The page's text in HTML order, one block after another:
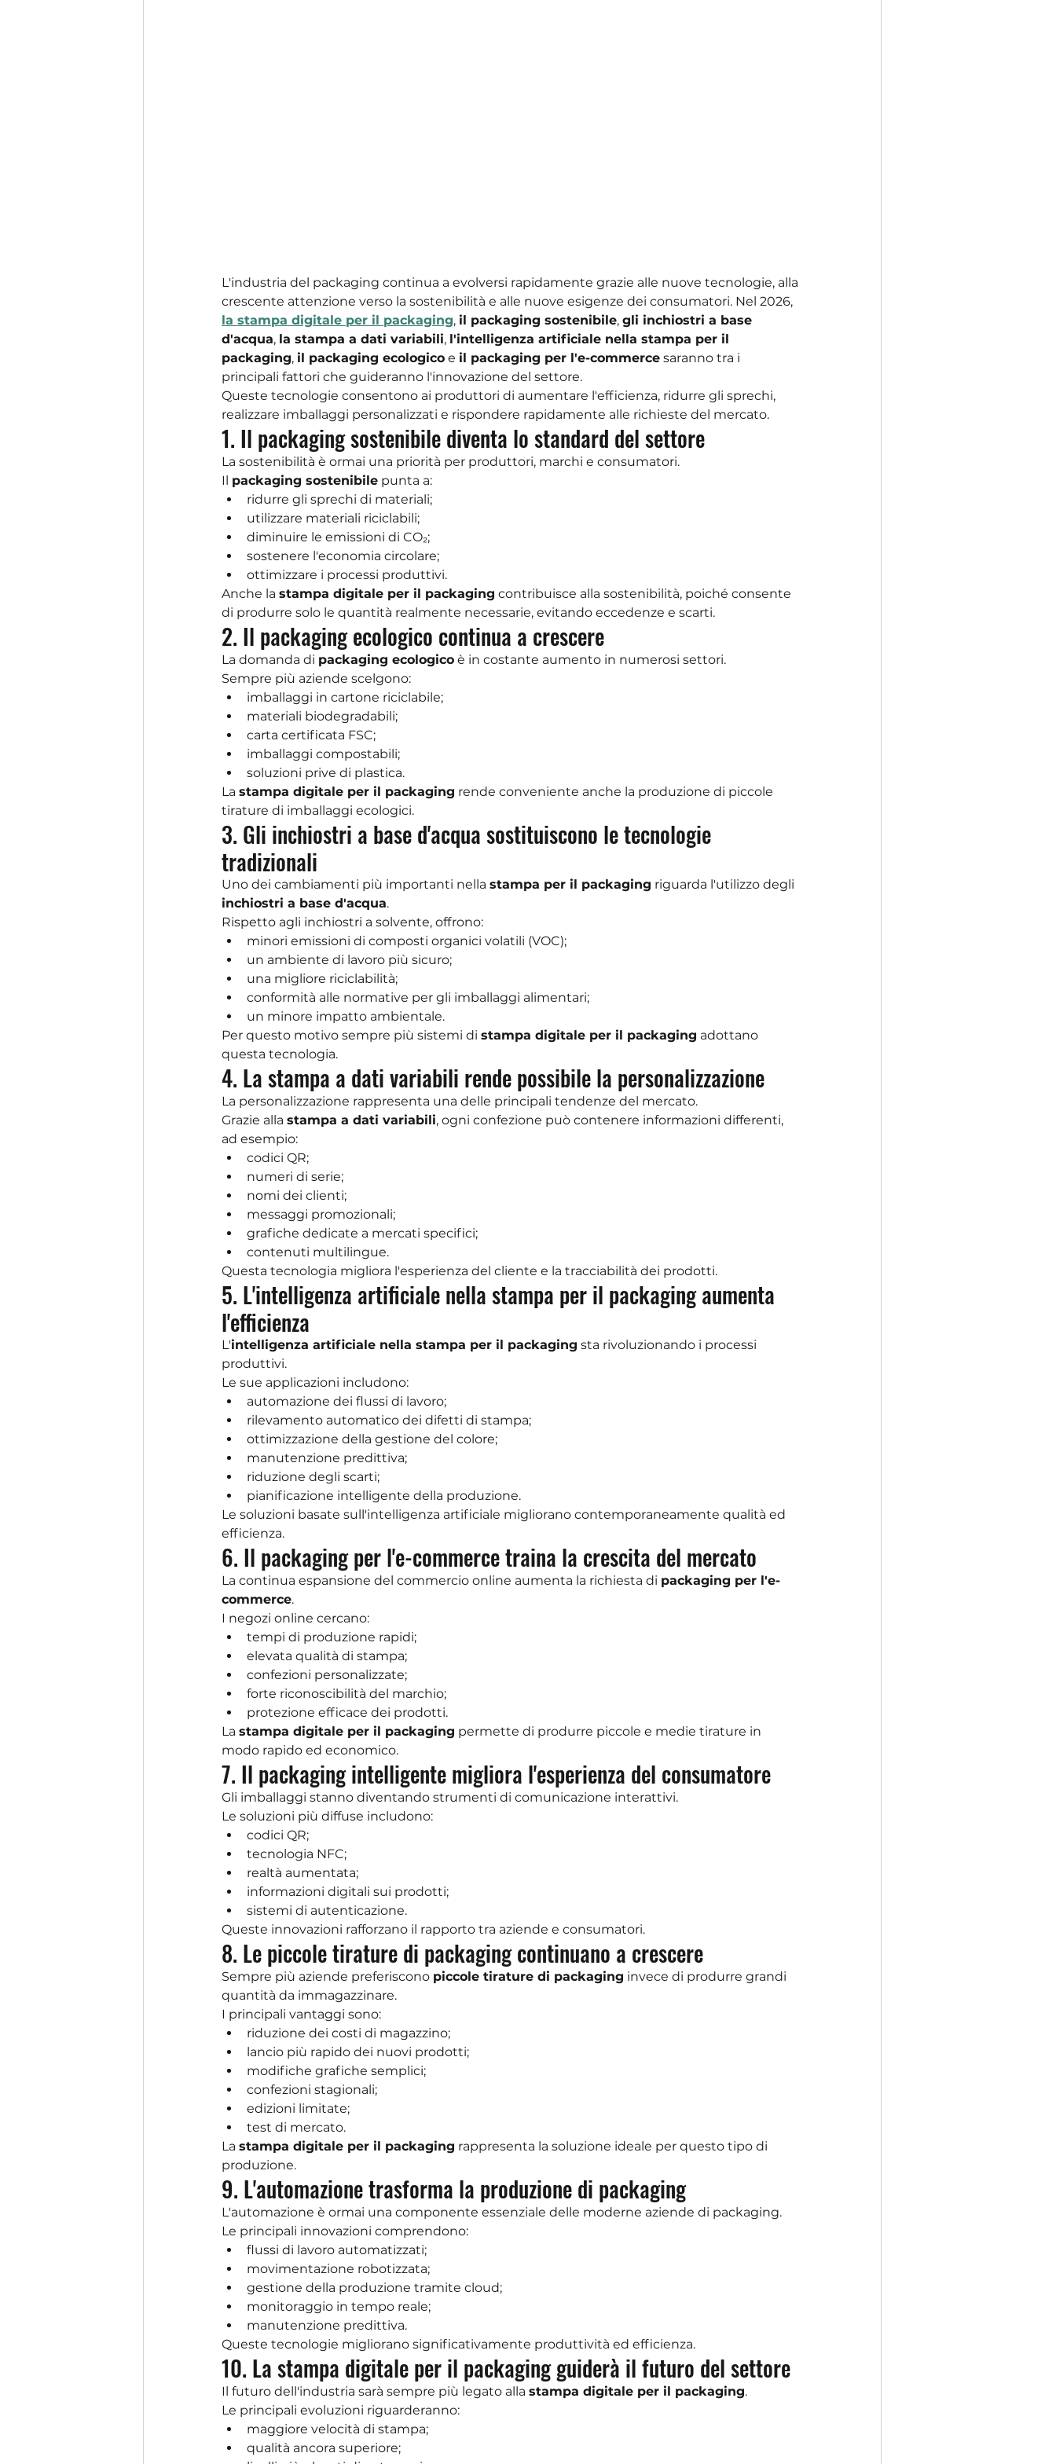
L'industria del packaging continua a evolversi rapidamente grazie alle nuove tecnologie, alla
crescente attenzione verso la sostenibilità e alle nuove esigenze dei consumatori. Nel 2026,
la stampa digitale per il packaging, il packaging sostenibile, gli inchiostri a base
d'acqua, la stampa a dati variabili, l'intelligenza artificiale nella stampa per il
packaging, il packaging ecologico e il packaging per l'e-commerce saranno tra i
principali fattori che guideranno l'innovazione del settore.
Queste tecnologie consentono ai produttori di aumentare l'efficienza, ridurre gli sprechi,
realizzare imballaggi personalizzati e rispondere rapidamente alle richieste del mercato.
1. Il packaging sostenibile diventa lo standard del settore
La sostenibilità è ormai una priorità per produttori, marchi e consumatori.
Il packaging sostenibile punta a:
ridurre gli sprechi di materiali;
utilizzare materiali riciclabili;
diminuire le emissioni di CO₂;
sostenere l'economia circolare;
ottimizzare i processi produttivi.
Anche la stampa digitale per il packaging contribuisce alla sostenibilità, poiché consente
di produrre solo le quantità realmente necessarie, evitando eccedenze e scarti.
2. Il packaging ecologico continua a crescere
La domanda di packaging ecologico è in costante aumento in numerosi settori.
Sempre più aziende scelgono:
imballaggi in cartone riciclabile;
materiali biodegradabili;
carta certificata FSC;
imballaggi compostabili;
soluzioni prive di plastica.
La stampa digitale per il packaging rende conveniente anche la produzione di piccole
tirature di imballaggi ecologici.
3. Gli inchiostri a base d'acqua sostituiscono le tecnologie
tradizionali
Uno dei cambiamenti più importanti nella stampa per il packaging riguarda l'utilizzo degli
inchiostri a base d'acqua.
Rispetto agli inchiostri a solvente, offrono:
minori emissioni di composti organici volatili (VOC);
un ambiente di lavoro più sicuro;
una migliore riciclabilità;
conformità alle normative per gli imballaggi alimentari;
un minore impatto ambientale.
Per questo motivo sempre più sistemi di stampa digitale per il packaging adottano
questa tecnologia.
4. La stampa a dati variabili rende possibile la personalizzazione
La personalizzazione rappresenta una delle principali tendenze del mercato.
Grazie alla stampa a dati variabili, ogni confezione può contenere informazioni differenti,
ad esempio:
codici QR;
numeri di serie;
nomi dei clienti;
messaggi promozionali;
grafiche dedicate a mercati specifici;
contenuti multilingue.
Questa tecnologia migliora l'esperienza del cliente e la tracciabilità dei prodotti.
5. L'intelligenza artificiale nella stampa per il packaging aumenta
l'efficienza
L'intelligenza artificiale nella stampa per il packaging sta rivoluzionando i processi
produttivi.
Le sue applicazioni includono:
automazione dei flussi di lavoro;
rilevamento automatico dei difetti di stampa;
ottimizzazione della gestione del colore;
manutenzione predittiva;
riduzione degli scarti;
pianificazione intelligente della produzione.
Le soluzioni basate sull'intelligenza artificiale migliorano contemporaneamente qualità ed
efficienza.
6. Il packaging per l'e-commerce traina la crescita del mercato
La continua espansione del commercio online aumenta la richiesta di packaging per l'e-
commerce.
I negozi online cercano:
tempi di produzione rapidi;
elevata qualità di stampa;
confezioni personalizzate;
forte riconoscibilità del marchio;
protezione efficace dei prodotti.
La stampa digitale per il packaging permette di produrre piccole e medie tirature in
modo rapido ed economico.
7. Il packaging intelligente migliora l'esperienza del consumatore
Gli imballaggi stanno diventando strumenti di comunicazione interattivi.
Le soluzioni più diffuse includono:
codici QR;
tecnologia NFC;
realtà aumentata;
informazioni digitali sui prodotti;
sistemi di autenticazione.
Queste innovazioni rafforzano il rapporto tra aziende e consumatori.
8. Le piccole tirature di packaging continuano a crescere
Sempre più aziende preferiscono piccole tirature di packaging invece di produrre grandi
quantità da immagazzinare.
I principali vantaggi sono:
riduzione dei costi di magazzino;
lancio più rapido dei nuovi prodotti;
modifiche grafiche semplici;
confezioni stagionali;
edizioni limitate;
test di mercato.
La stampa digitale per il packaging rappresenta la soluzione ideale per questo tipo di
produzione.
9. L'automazione trasforma la produzione di packaging
L'automazione è ormai una componente essenziale delle moderne aziende di packaging.
Le principali innovazioni comprendono:
flussi di lavoro automatizzati;
movimentazione robotizzata;
gestione della produzione tramite cloud;
monitoraggio in tempo reale;
manutenzione predittiva.
Queste tecnologie migliorano significativamente produttività ed efficienza.
10. La stampa digitale per il packaging guiderà il futuro del settore
Il futuro dell'industria sarà sempre più legato alla stampa digitale per il packaging.
Le principali evoluzioni riguarderanno:
maggiore velocità di stampa;
qualità ancora superiore;